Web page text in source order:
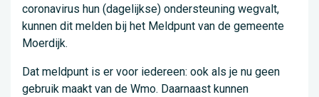
coronavirus hun (dagelijkse) ondersteuning wegvalt,
kunnen dit melden bij het Meldpunt van de gemeente
Moerdijk.
Dat meldpunt is er voor iedereen: ook als je nu geen
gebruik maakt van de Wmo. Daarnaast kunnen